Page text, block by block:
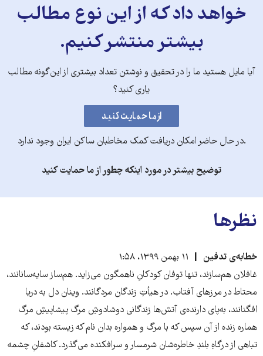
خواهد داد که از این نوع مطالب
بیشتر منتشر کنیم.
آیا مایل هستید ما را در تحقیق و نوشتن تعداد بیشتری از این‌گونه مطالب
یاری کنید؟
.در حال حاضر امکان دریافت کمک مخاطبان ساکن ایران وجود ندارد
توضیح بیشتر در مورد اینکه چطور از ما حمایت کنید
نظرها
خطابه‌ی تدفین
۱۱ بهمن ۱۳۹۹، ۱:۵۸
غافلان هم‌سازند، تنها توفان کودکانِ ناهمگون می‌زاید. هم‌ساز سایه‌سانانند،
محتاط در مرزهای آفتاب. در هیأتِ زندگان مردگانند. وینان دل به دریا
افگنانند، به‌پای دارنده‌ی آتش‌ها زندگانی دوشادوشِ مرگ پیشاپیشِ مرگ
هماره زنده از آن سپس که با مرگ و همواره بدان نام که زیسته بودند، که
تباهی از درگاهِ بلندِ خاطره‌شان شرمسار و سرافکنده می‌گذرد. کاشفانِ چشمه